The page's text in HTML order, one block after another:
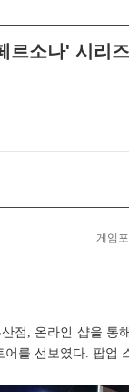
스팀 플레이 ...
, 영업이익 274...
소나' 시리
게임
점, 온라인 샵을 통
를 선보였다. 팝업